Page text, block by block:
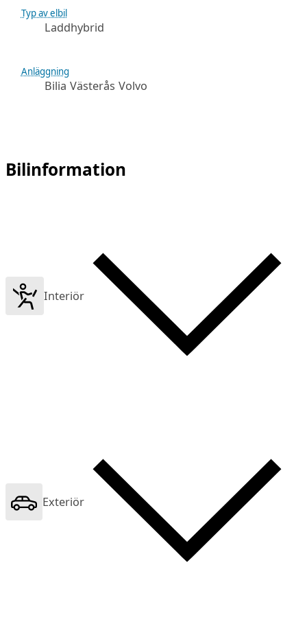
Typ av elbil
Laddhybrid
Anläggning
Bilia Västerås Volvo
Bilinformation
Interiör
Exteriör